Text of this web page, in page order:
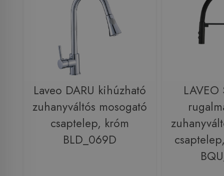
Laveo DARU kihúzható
zuhanyváltós mosogató
csaptelep, króm
BLD_069D
LAVEO